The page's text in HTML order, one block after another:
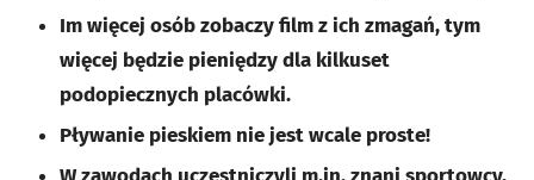
Im więcej osób zobaczy film z ich zmagań, tym
więcej będzie pieniędzy dla kilkuset
podopiecznych placówki.
Pływanie pieskiem nie jest wcale proste!